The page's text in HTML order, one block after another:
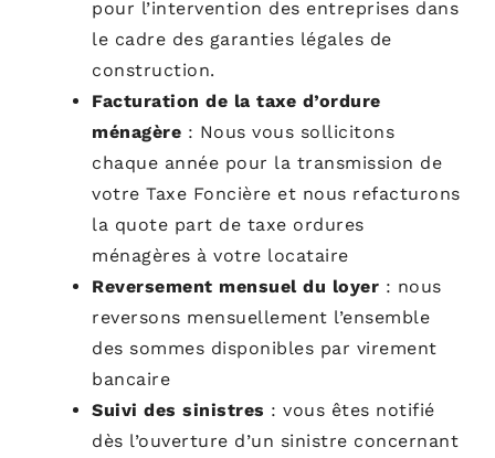
pour l’intervention des entreprises dans
le cadre des garanties légales de
construction.
Facturation de la taxe d’ordure
ménagère : Nous vous sollicitons
chaque année pour la transmission de
votre Taxe Foncière et nous refacturons
la quote part de taxe ordures
ménagères à votre locataire
Reversement mensuel du loyer : nous
reversons mensuellement l’ensemble
des sommes disponibles par virement
bancaire
Suivi des sinistres : vous êtes notifié
dès l’ouverture d’un sinistre concernant